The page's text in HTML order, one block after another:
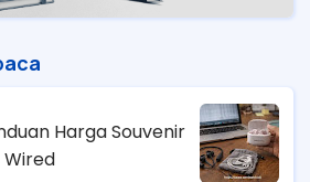
Harga Souvenir
Wired